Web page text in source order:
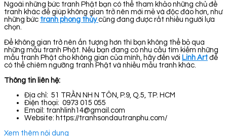
Ngoài những bức tranh Phật bạn có thể tham khảo những chủ đề
tranh khác để giúp không gian trở nên mới mẻ và độc đáo hơn, như
những bức tranh phong thủy cũng đang được rất nhiều người lựa
chọn.
Để không gian trở nên ấn tượng hơn thì bạn không thể bỏ qua
những mẫu tranh Phật. Nếu bạn đang có nhu cầu tìm kiếm những
mẫu tranh Phật cho không gian của mình, hãy đến với Linh Art để
có thể chiêm ngưỡng tranh Phật và nhiều mẫu tranh khác.
Thông tin liên hệ:
Địa chỉ: 51 TRẦN NH N TÔN, P.9, Q.5, TP. HCM
Điện thoại: 0973 015 055
Email: tranhlinh14@gmail.com
Website: https://tranhsondautranphu.com/
Xem thêm nội dung